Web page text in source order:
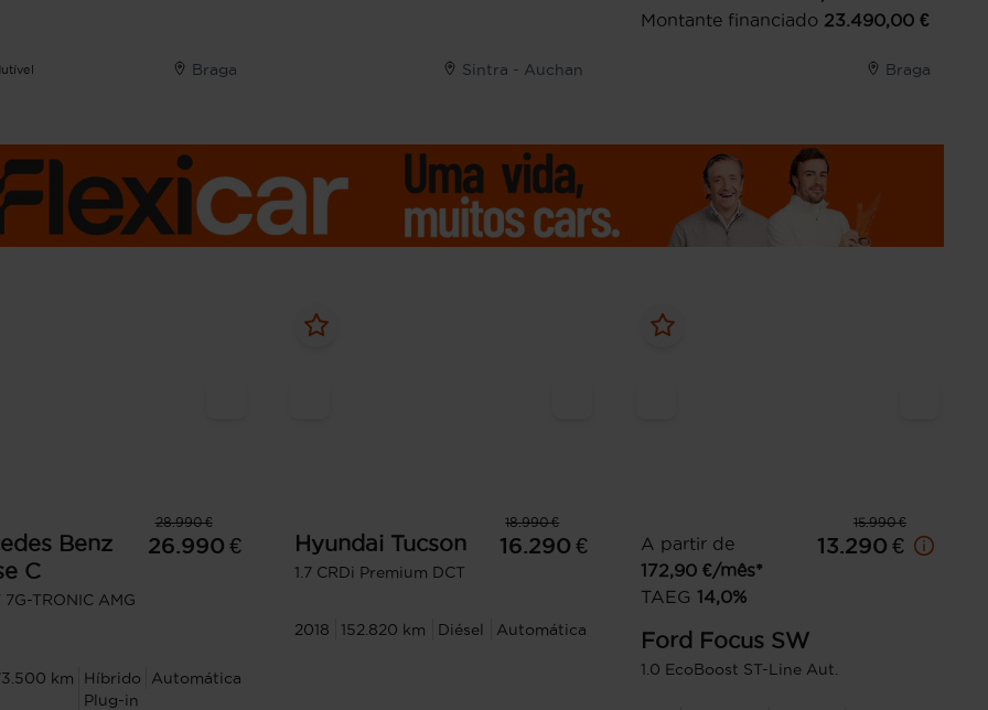
Braga Sintra - Auchan
Montante financiado 23.490,00 €
Braga
28.990 €
Benz
C
TRONIC AMG
26.990 €
km
Híbrido
Plug-in
Automática
18.990 €
Hyundai Tucson
1.7 CRDi Premium DCT
16.290 €
2018 152.820 km Diésel Automática
15.990 €
A partir de
172,90 €/mês*
TAEG 14,0%
13.290 €
Ford Focus SW
1.0 EcoBoost ST-Line Aut.